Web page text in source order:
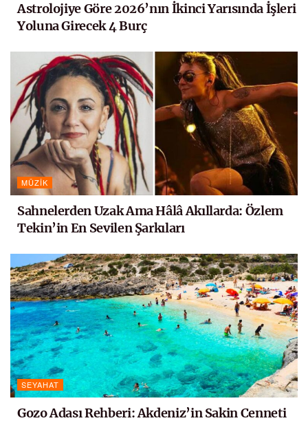
Astrolojiye Göre 2026’nın İkinci Yarısında İşleri
Yoluna Girecek 4 Burç
MÜZIK
Sahnelerden Uzak Ama Hâlâ Akıllarda: Özlem
Tekin’in En Sevilen Şarkıları
SEYAHAT
Gozo Adası Rehberi: Akdeniz’in Sakin Cenneti